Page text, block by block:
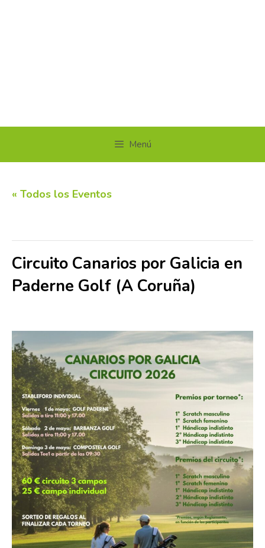
Menú
« Todos los Eventos
Circuito Canarios por Galicia en
Paderne Golf (A Coruña)